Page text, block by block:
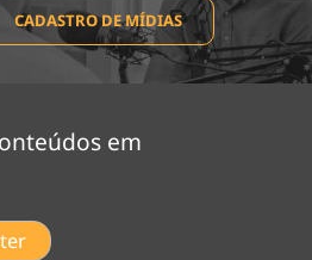
CADASTRO DE MÍDIAS
em